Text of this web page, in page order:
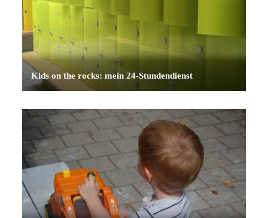
Kids on the rocks: mein 24-Stundendienst